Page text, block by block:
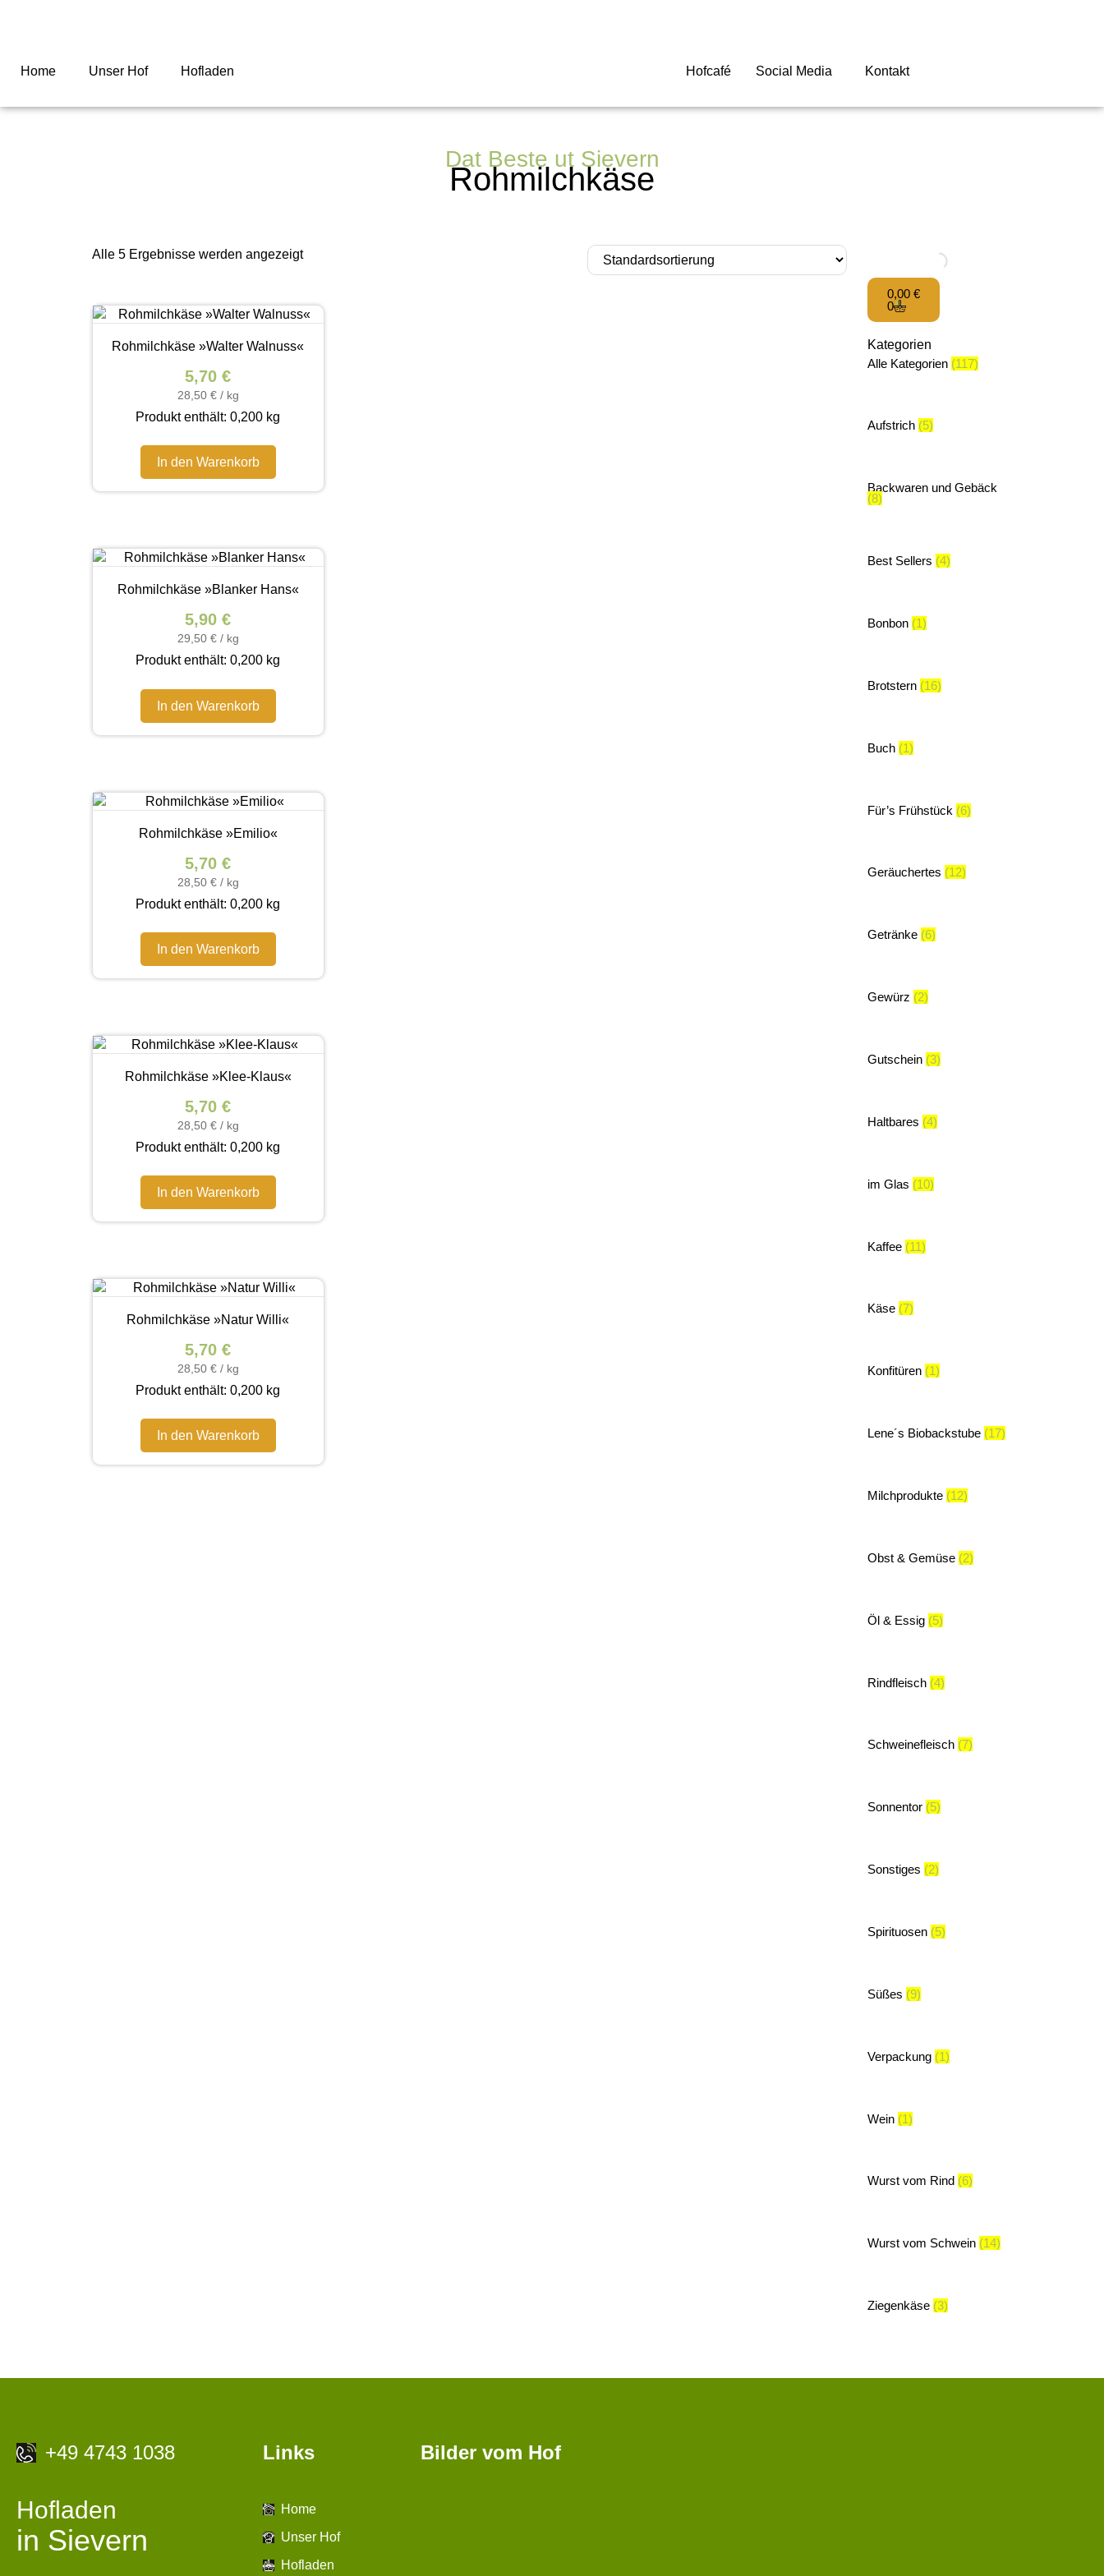
Home Unser Hof Hofladen Hofcafé Social Media Kontakt
Dat Beste ut Sievern
Rohmilchkäse
Alle 5 Ergebnisse werden angezeigt
Rohmilchkäse »Walter Walnuss«
5,70€
28,50 €/ kg
Produkt enthält: 0,200 kg
In den Warenkorb
Rohmilchkäse »Blanker Hans«
5,90€
29,50 €/ kg
Produkt enthält: 0,200 kg
In den Warenkorb
Rohmilchkäse »Emilio«
5,70€
28,50 €/ kg
Produkt enthält: 0,200 kg
In den Warenkorb
Rohmilchkäse »Klee-Klaus«
5,70€
28,50 €/ kg
Produkt enthält: 0,200 kg
In den Warenkorb
Rohmilchkäse »Natur Willi«
5,70€
28,50 €/ kg
Produkt enthält: 0,200 kg
In den Warenkorb
0,00 €
0
Kategorien
Alle Kategorien (117)
Aufstrich (5)
Backwaren und Gebäck
(8)
Best Sellers (4)
Bonbon (1)
Brotstern (16)
Buch (1)
Für’s Frühstück (6)
Geräuchertes (12)
Getränke (6)
Gewürz (2)
Gutschein (3)
Haltbares (4)
im Glas (10)
Kaffee (11)
Käse (7)
Konfitüren (1)
Lene´s Biobackstube (17)
Milchprodukte (12)
Obst & Gemüse (2)
Öl & Essig (5)
Rindfleisch (4)
Schweinefleisch (7)
Sonnentor (5)
Sonstiges (2)
Spirituosen (5)
Süßes (9)
Verpackung (1)
Wein (1)
Wurst vom Rind (6)
Wurst vom Schwein (14)
Ziegenkäse (3)
+49 4743 1038
Hofladen
in Sievern
Links
Home
Unser Hof
Hofladen
Bilder vom Hof